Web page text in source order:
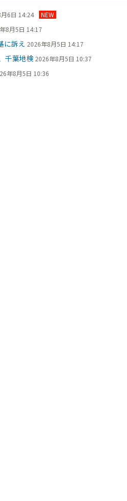
6日 14:24 NEW
8月5日 14:17
訴え 2026年8月5日 14:17
千葉地検 2026年8月5日 10:37
年8月5日 10:36